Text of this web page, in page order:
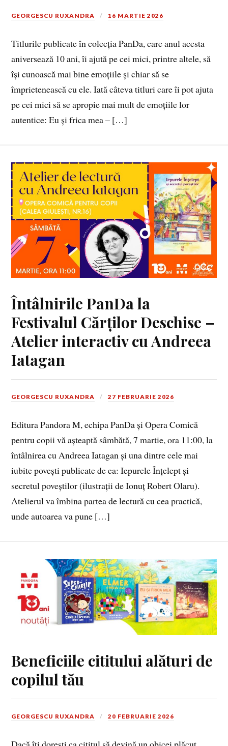
GEORGESCU RUXANDRA 16 MARTIE 2026
Titlurile publicate în colecția PanDa, care anul acesta
aniversează 10 ani, îi ajută pe cei mici, printre altele, să
își cunoască mai bine emoțiile și chiar să se
împrietenească cu ele. Iată câteva titluri care îi pot ajuta
pe cei mici să se apropie mai mult de emoțiile lor
autentice: Eu și frica mea – […]
Întâlnirile PanDa la
Festivalul Cărților Deschise –
Atelier interactiv cu Andreea
Iatagan
GEORGESCU RUXANDRA 27 FEBRUARIE 2026
Editura Pandora M, echipa PanDa și Opera Comică
pentru copii vă așteaptă sâmbătă, 7 martie, ora 11:00, la
întâlnirea cu Andreea Iatagan și una dintre cele mai
iubite povești publicate de ea: Iepurele Înțelept și
secretul poveștilor (ilustrații de Ionuț Robert Olaru).
Atelierul va îmbina partea de lectură cu cea practică,
unde autoarea va pune […]
Beneficiile cititului alături de
copilul tău
GEORGESCU RUXANDRA 20 FEBRUARIE 2026